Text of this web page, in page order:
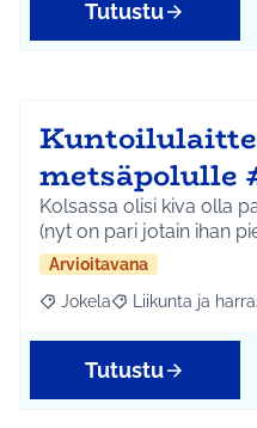
Tutustu
metsäpolulle
Kolsassa olisi kiva olla
(nyt on pari jotain ihan
Arvioitavana
Rajaa tulokset aihepiirin
Jokela Rajaa tulokset
Liikunta ja
Tutustu